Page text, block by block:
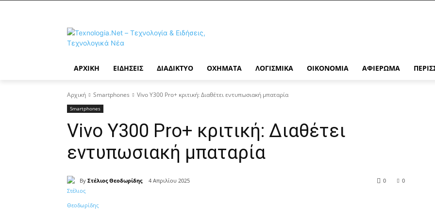
ΑΡΧΙΚΉ ΕΙΔΉΣΕΙΣ ΔΙΑΔΊΚΤΥΟ ΟΧΉΜΑΤΑ ΛΟΓΙΣΜΙΚΆ ΟΙΚΟΝΟΜΊΑ ΑΦΙΈΡΩΜΑ
Αρχική Smartphones Vivo Y300 Pro+ κριτική: Διαθέτει εντυπωσιακή μπαταρία
Smartphones
Vivo Y300 Pro+ κριτική: Διαθέτει
εντυπωσιακή μπαταρία
By Στέλιος Θεοδωρίδης 4 Απριλίου 2025 0
0
Κοινοποίηση